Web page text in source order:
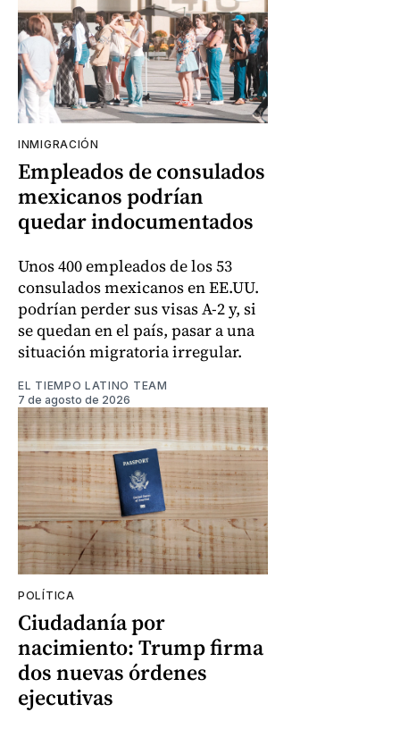
INMIGRACIÓN
Empleados de consulados
mexicanos podrían
quedar indocumentados
Unos 400 empleados de los 53
consulados mexicanos en EE.UU.
podrían perder sus visas A-2 y, si
se quedan en el país, pasar a una
situación migratoria irregular.
EL TIEMPO LATINO TEAM
7 de agosto de 2026
POLÍTICA
Ciudadanía por
nacimiento: Trump firma
dos nuevas órdenes
ejecutivas